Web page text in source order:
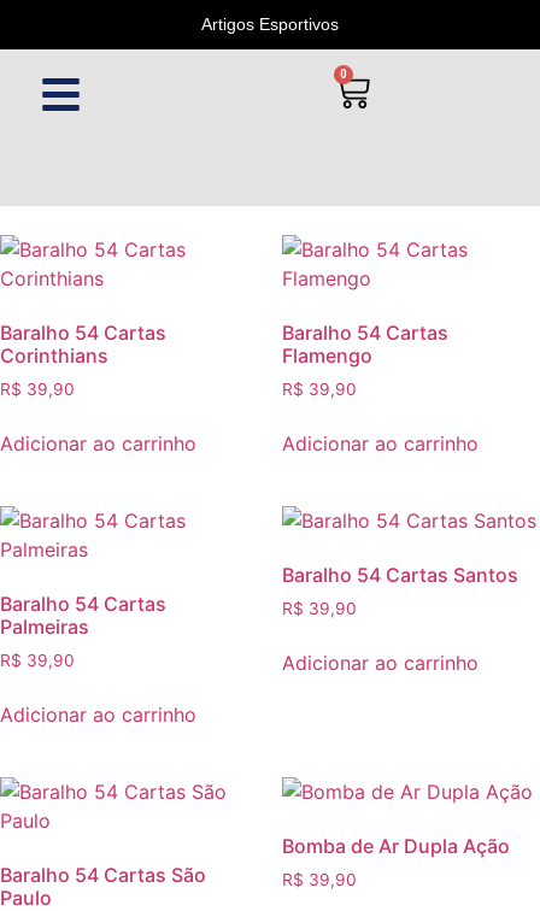
Artigos Esportivos
0
Baralho 54 Cartas
Corinthians
R$ 39,90
Adicionar ao carrinho
Baralho 54 Cartas
Flamengo
R$ 39,90
Adicionar ao carrinho
Baralho 54 Cartas
Palmeiras
R$ 39,90
Adicionar ao carrinho
Baralho 54 Cartas Santos
R$ 39,90
Adicionar ao carrinho
Baralho 54 Cartas São
Paulo
Bomba de Ar Dupla Ação
R$ 39,90